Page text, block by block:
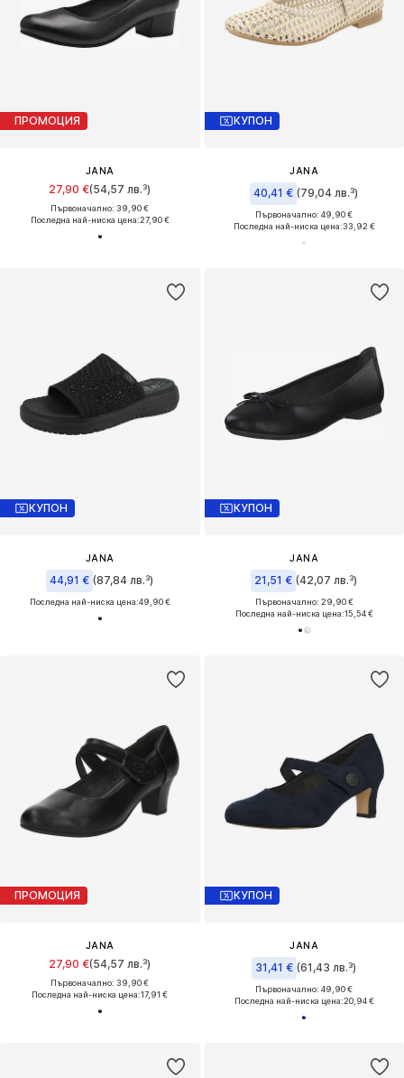
ПРОМОЦИЯ
JANA
27,90 €(54,57 лв.³)
Първоначално: 39,90 €
Последна най-ниска цена:27,90 €
КУПОН
JANA
40,41 € (79,04 лв.³)
Първоначално: 49,90 €
Последна най-ниска цена:33,92 €
КУПОН
JANA
44,91 € (87,84 лв.³)
Последна най-ниска цена:49,90 €
КУПОН
JANA
21,51 € (42,07 лв.³)
Първоначално: 29,90 €
Последна най-ниска цена:15,54 €
ПРОМОЦИЯ
JANA
27,90 €(54,57 лв.³)
Първоначално: 39,90 €
Последна най-ниска цена:17,91 €
КУПОН
JANA
31,41 € (61,43 лв.³)
Първоначално: 49,90 €
Последна най-ниска цена:20,94 €